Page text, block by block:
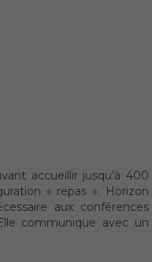
accueillir jusqu’à 400
« repas ». Horizon
aux conférences
communique avec un